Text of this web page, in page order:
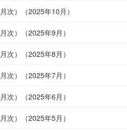
次）（2025年10月）
次）（2025年9月）
次）（2025年8月）
次）（2025年7月）
次）（2025年6月）
次）（2025年5月）